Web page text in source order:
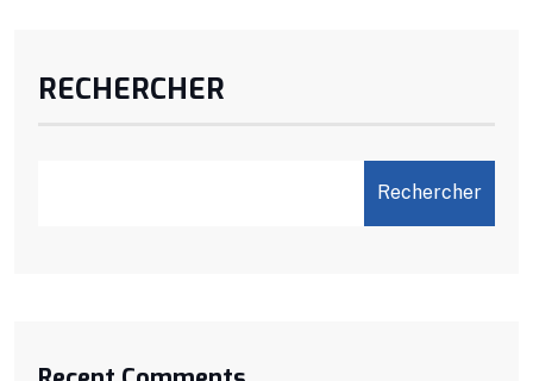
RECHERCHER
Rechercher